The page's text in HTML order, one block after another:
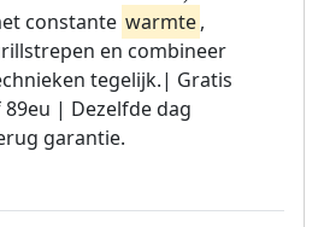
constante warmte,
en combineer
tegelijk.| Gratis
| Dezelfde dag
garantie.